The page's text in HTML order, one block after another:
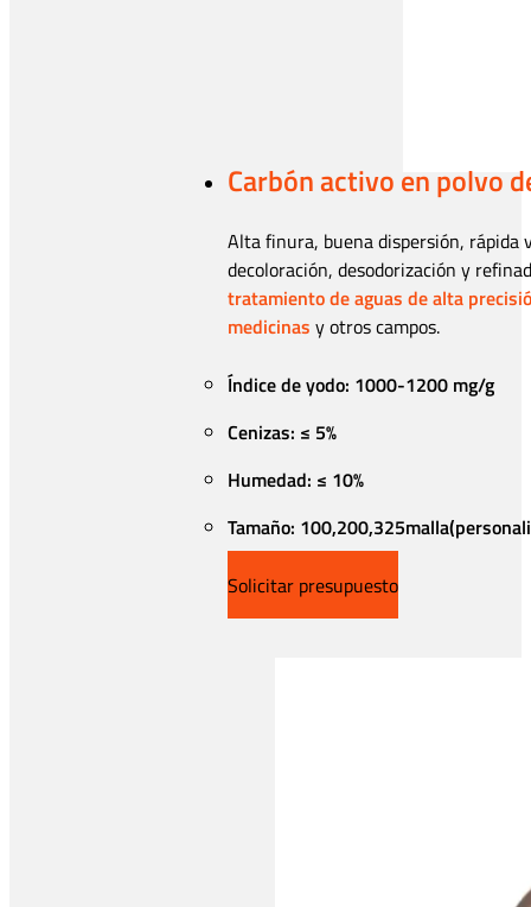
Carbón activo en polvo
Alta finura, buena dispersión, rápida
decoloración, desodorización y
tratamiento de aguas de alta
medicinas y otros campos.
Índice de yodo: 1000-1200 mg/g
Cenizas: ≤ 5%
Humedad: ≤ 10%
Tamaño:
Solicitar presupuesto